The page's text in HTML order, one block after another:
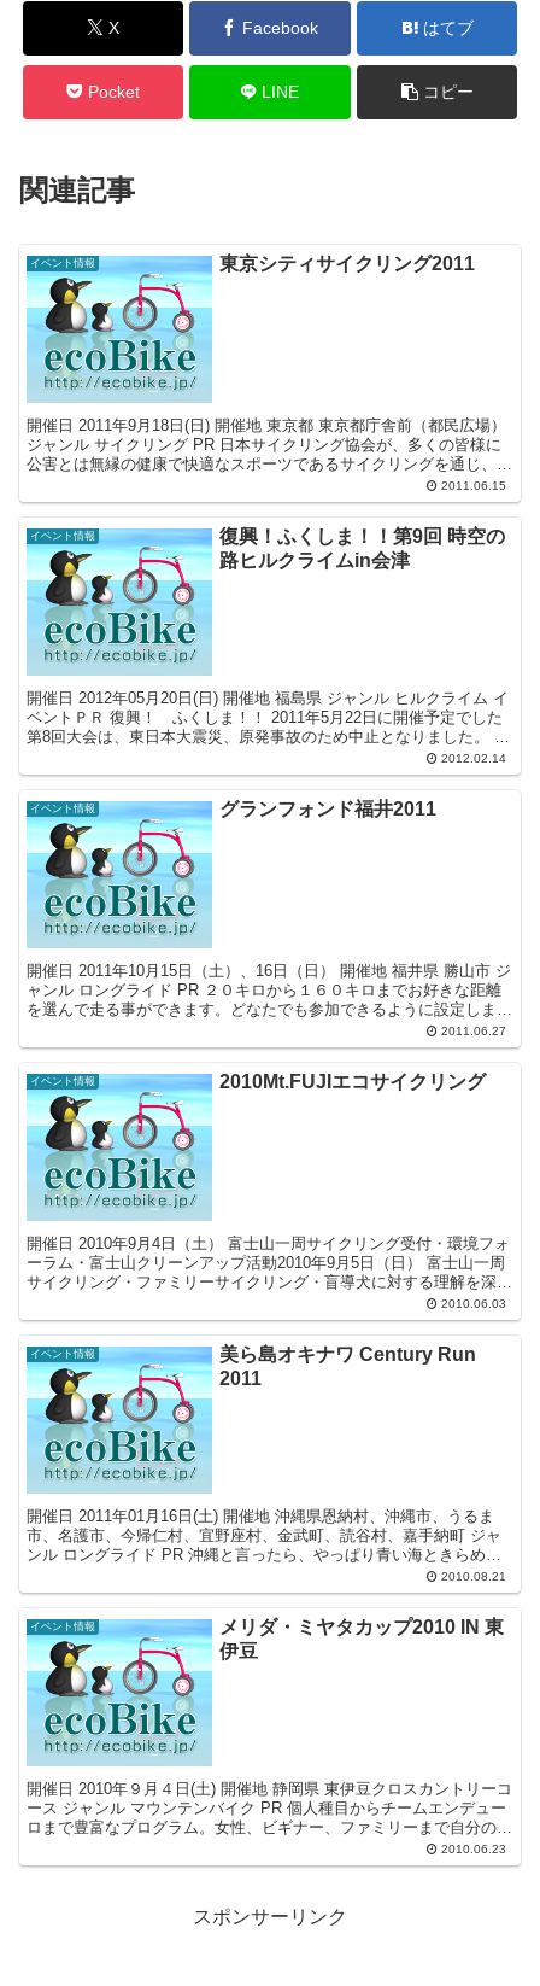
X Facebook はてブ
Pocket LINE コピー
関連記事
イベント情報 東京シティサイクリング2011
開催日 2011年9月18日(日) 開催地 東京都 東京都庁舎前（都民広場）
ジャンル サイクリング PR 日本サイクリング協会が、多くの皆様に
公害とは無縁の健康で快適なスポーツであるサイクリングを通じ、自
2011.06.15
イベント情報
復興！ふくしま！！第9回 時空の
路ヒルクライムin会津
開催日 2012年05月20日(日) 開催地 福島県 ジャンル ヒルクライム イ
ベントＰＲ 復興！ ふくしま！！ 2011年5月22日に開催予定でした
第8回大会は、東日本大震災、原発事故のため中止となりました。 参
2012.02.14
イベント情報 グランフォンド福井2011
開催日 2011年10月15日（土）、16日（日） 開催地 福井県 勝山市 ジ
ャンル ロングライド PR ２０キロから１６０キロまでお好きな距離
を選んで走る事ができます。どなたでも参加できるように設定しまし
2011.06.27
イベント情報 2010Mt.FUJIエコサイクリング
開催日 2010年9月4日（土） 富士山一周サイクリング受付・環境フォ
ーラム・富士山クリーンアップ活動2010年9月5日（日） 富士山一周
サイクリング・ファミリーサイクリング・盲導犬に対する理解を深め
2010.06.03
イベント情報
美ら島オキナワ Century Run
2011
開催日 2011年01月16日(土) 開催地 沖縄県恩納村、沖縄市、うるま
市、名護市、今帰仁村、宜野座村、金武町、読谷村、嘉手納町 ジャ
ンル ロングライド PR 沖縄と言ったら、やっぱり青い海ときらめく
2010.08.21
イベント情報
メリダ・ミヤタカップ2010 IN 東
伊豆
開催日 2010年９月４日(土) 開催地 静岡県 東伊豆クロスカントリーコ
ース ジャンル マウンテンバイク PR 個人種目からチームエンデュー
ロまで豊富なプログラム。女性、ビギナー、ファミリーまで自分のレ
2010.06.23
スポンサーリンク